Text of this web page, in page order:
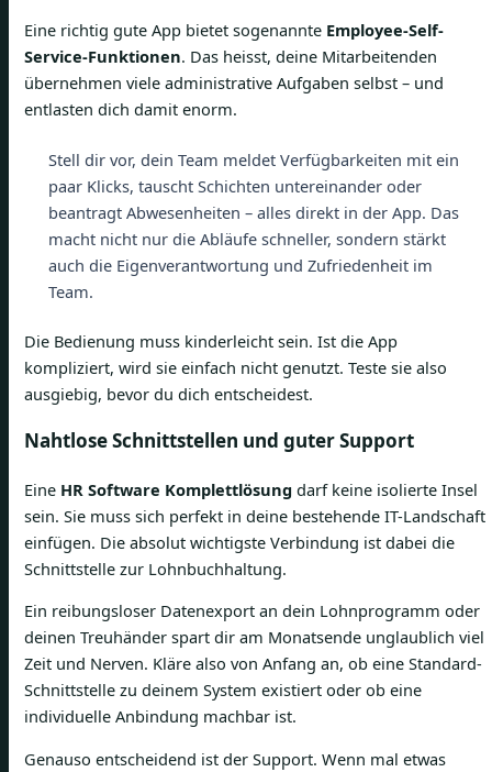
Eine richtig gute App bietet sogenannte Employee-Self-
Service-Funktionen. Das heisst, deine Mitarbeitenden
übernehmen viele administrative Aufgaben selbst – und
entlasten dich damit enorm.
Stell dir vor, dein Team meldet Verfügbarkeiten mit ein
paar Klicks, tauscht Schichten untereinander oder
beantragt Abwesenheiten – alles direkt in der App. Das
macht nicht nur die Abläufe schneller, sondern stärkt
auch die Eigenverantwortung und Zufriedenheit im
Team.
Die Bedienung muss kinderleicht sein. Ist die App
kompliziert, wird sie einfach nicht genutzt. Teste sie also
ausgiebig, bevor du dich entscheidest.
Nahtlose Schnittstellen und guter Support
Eine HR Software Komplettlösung darf keine isolierte Insel
sein. Sie muss sich perfekt in deine bestehende IT-Landschaft
einfügen. Die absolut wichtigste Verbindung ist dabei die
Schnittstelle zur Lohnbuchhaltung.
Ein reibungsloser Datenexport an dein Lohnprogramm oder
deinen Treuhänder spart dir am Monatsende unglaublich viel
Zeit und Nerven. Kläre also von Anfang an, ob eine Standard-
Schnittstelle zu deinem System existiert oder ob eine
individuelle Anbindung machbar ist.
Genauso entscheidend ist der Support. Wenn mal etwas